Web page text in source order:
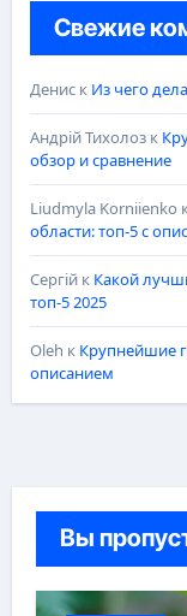
Свежие
Дениск Из чего
Андрій Тихолозк
обзор и сравнение
Liudmyla Korniienko
области: топ-5 с
Сергійк Какой
топ-5 2025
Oleh к Крупнейшие
описанием
Вы